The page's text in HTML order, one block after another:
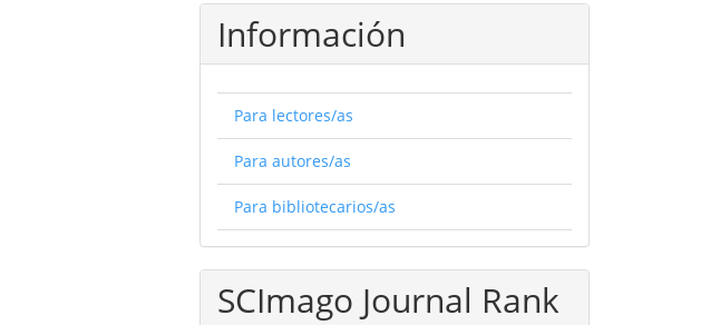
Información
Para lectores/as
Para autores/as
Para bibliotecarios/as
SCImago Journal Rank